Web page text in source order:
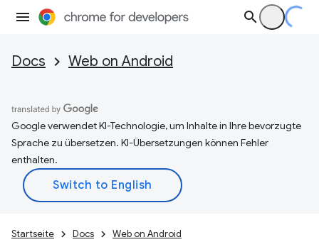
Docs Web on Android
Google verwendet KI-Technologie, um Inhalte in Ihre bevorzugte
Sprache zu übersetzen. KI-Übersetzungen können Fehler
enthalten.
Startseite Docs
Web on Android